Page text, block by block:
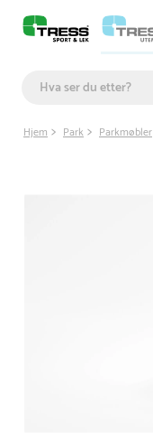
Hjem Park Parkmøbler